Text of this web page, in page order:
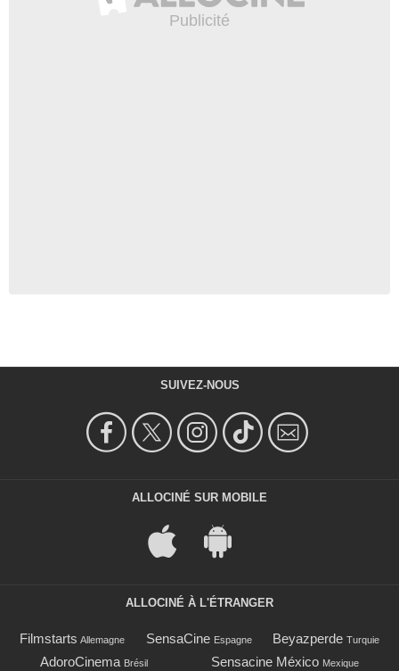
SUIVEZ-NOUS
ALLOCINÉ SUR MOBILE
ALLOCINÉ À L'ÉTRANGER
Filmstarts Allemagne SensaCine Espagne Beyazperde Turquie
AdoroCinema Brésil Sensacine México Mexique